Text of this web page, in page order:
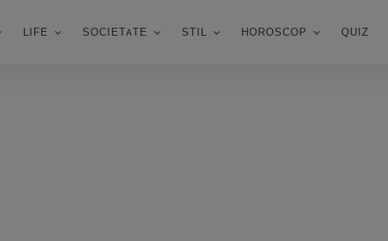
LIFE SOCIETATE STIL HOROSCOP QUIZ